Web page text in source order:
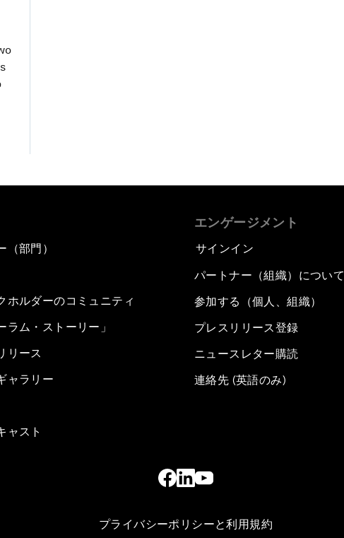
（部門）
ホルダーのコミュニティ
ラム・ストーリー」
リース
ャラリー
ャスト
エンゲージメント
サインイン
パートナー（組織）について
参加する（個人、組織）
プレスリリース登録
ニュースレター購読
連絡先 (英語のみ)
プライバシーポリシーと利用規約